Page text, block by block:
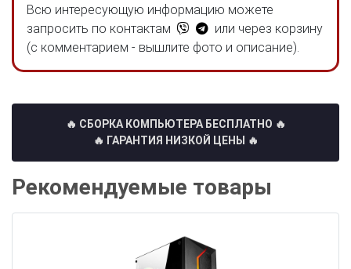
Всю интересующую информацию можете
запросить по контактам
или через корзину
(с комментарием - вышлите фото и описание).
🔥 СБОРКА КОМПЬЮТЕРА БЕСПЛАТНО 🔥
🔥 ГАРАНТИЯ НИЗКОЙ ЦЕНЫ 🔥
Рекомендуемые товары